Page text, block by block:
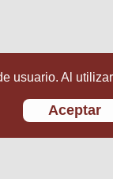
usuario. Al
Aceptar